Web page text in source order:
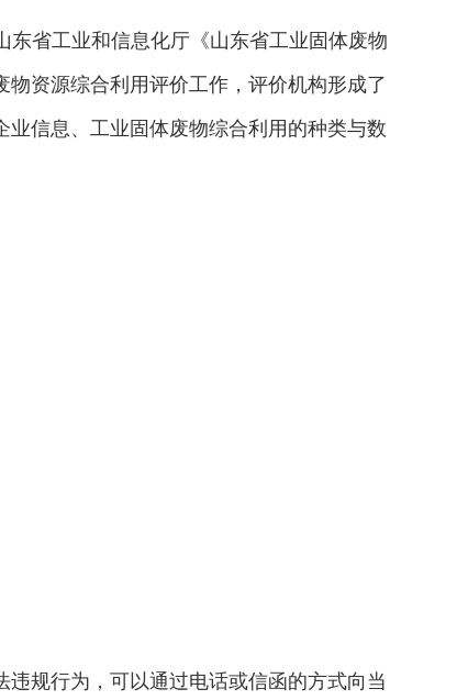
东省工业和信息化厅《山东省工业固体废物
资源综合利用评价工作，评价机构形成了
业信息、工业固体废物综合利用的种类与数
规行为，可以通过电话或信函的方式向当